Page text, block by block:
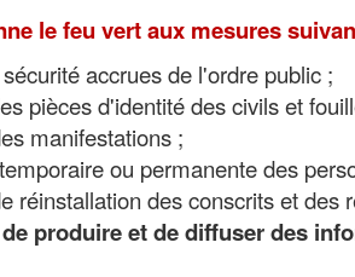
le feu vert aux mesures
accrues de l'ordre public ;
pièces d'identité des civils et
manifestations ;
ou permanente des
réinstallation des conscrits et des
produire et de diffuser des